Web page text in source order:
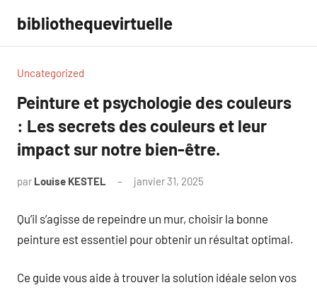
contenu
bibliothequevirtuelle
Uncategorized
Peinture et psychologie des couleurs
: Les secrets des couleurs et leur
impact sur notre bien-être.
par Louise KESTEL janvier 31, 2025
Qu’il s’agisse de repeindre un mur, choisir la bonne
peinture est essentiel pour obtenir un résultat optimal.
Ce guide vous aide à trouver la solution idéale selon vos